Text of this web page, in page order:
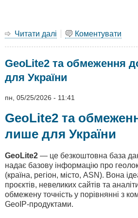
Читати далі про
у
і
налаштування
2
хвилини
Коментувати
GeoLite2 та обмеження
для України
пн, 05/25/2026 - 11:41
GeoLite2 та
лише для України
GeoLite2 — це безкоштовна база
надає базову інформацію про
(країна, регіон, місто, ASN). Вона
проєктів, невеликих сайтів та
обмежену точність у порівнянні з
GeoIP‑продуктами.